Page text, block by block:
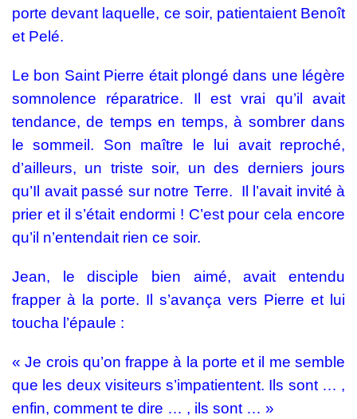
porte devant laquelle, ce soir, patientaient Benoît
et Pelé.
Le bon Saint Pierre était plongé dans une légère
somnolence réparatrice. Il est vrai qu’il avait
tendance, de temps en temps, à sombrer dans
le sommeil. Son maître le lui avait reproché,
d’ailleurs, un triste soir, un des derniers jours
qu’Il avait passé sur notre Terre. Il l’avait invité à
prier et il s’était endormi ! C’est pour cela encore
qu’il n’entendait rien ce soir.
Jean, le disciple bien aimé, avait entendu
frapper à la porte. Il s’avança vers Pierre et lui
toucha l’épaule :
« Je crois qu’on frappe à la porte et il me semble
que les deux visiteurs s’impatientent. Ils sont … ,
enfin, comment te dire … , ils sont … »